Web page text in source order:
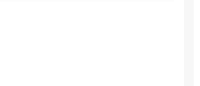
上传图片最多为20
上传视频最多